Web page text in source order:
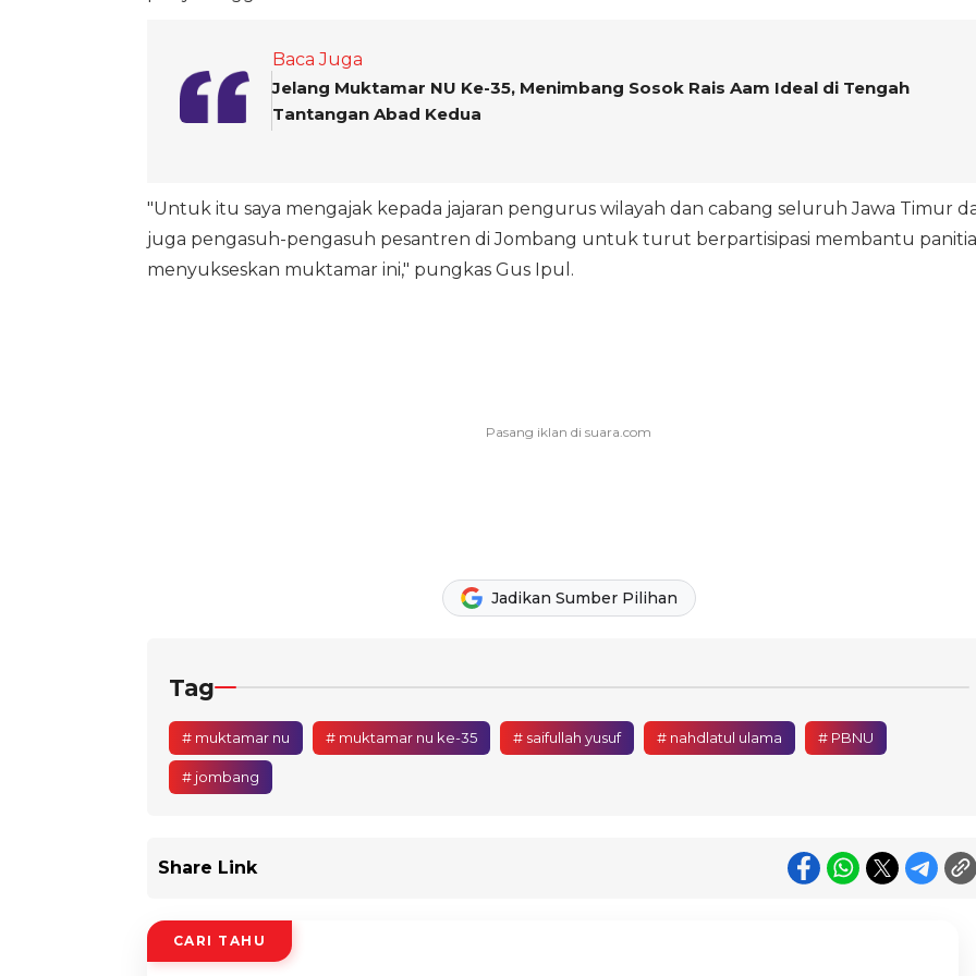
Baca Juga
Jelang Muktamar NU Ke-35, Menimbang Sosok Rais Aam Ideal di Tengah
Tantangan Abad Kedua
"Untuk itu saya mengajak kepada jajaran pengurus wilayah dan cabang seluruh Jawa Timur
juga pengasuh-pengasuh pesantren di Jombang untuk turut berpartisipasi membantu panitia
menyukseskan muktamar ini," pungkas Gus Ipul.
Jadikan Sumber Pilihan
Tag
# muktamar nu # muktamar nu ke-35 # saifullah yusuf # nahdlatul ulama # PBNU
# jombang
Share Link
CARI TAHU